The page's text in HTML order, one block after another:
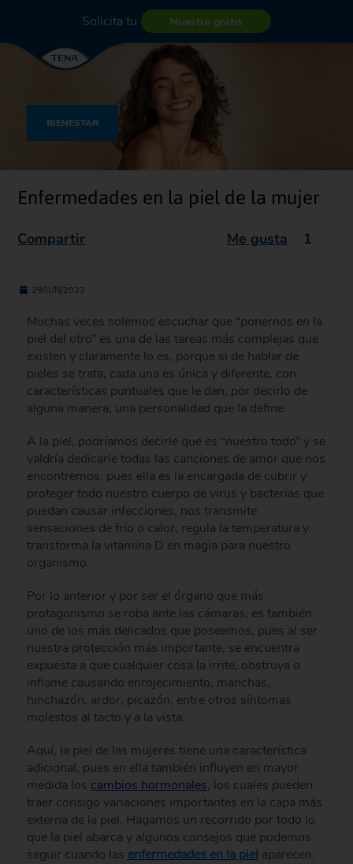
Solicita tu Muestra gratis
BIENESTAR
Enfermedades en la piel de la mujer
Compartir Me gusta 1
29/JUN/2022
Muchas veces solemos escuchar que “ponernos en la
piel del otro” es una de las tareas más complejas que
existen y claramente lo es, porque si de hablar de
pieles se trata, cada una es única y diferente, con
características puntuales que le dan, por decirlo de
alguna manera, una personalidad que la define.
A la piel, podríamos decirle que es “nuestro todo” y se
valdría dedicarle todas las canciones de amor que nos
encontremos, pues ella es la encargada de cubrir y
proteger todo nuestro cuerpo de virus y bacterias que
puedan causar infecciones, nos transmite
sensaciones de frío o calor, regula la temperatura y
transforma la vitamina D en magia para nuestro
organismo.
Por lo anterior y por ser el órgano que más
protagonismo se roba ante las cámaras, es también
uno de los más delicados que poseemos, pues al ser
nuestra protección más importante, se encuentra
expuesta a que cualquier cosa la irrite, obstruya o
inflame causando enrojecimiento, manchas,
hinchazón, ardor, picazón, entre otros síntomas
molestos al tacto y a la vista.
Aquí, la piel de las mujeres tiene una característica
adicional, pues en ella también influyen en mayor
medida los cambios hormonales, los cuales pueden
traer consigo variaciones importantes en la capa más
externa de la piel. Hagamos un recorrido por todo lo
que la piel abarca y algunos consejos que podemos
seguir cuando las enfermedades en la piel aparecen.